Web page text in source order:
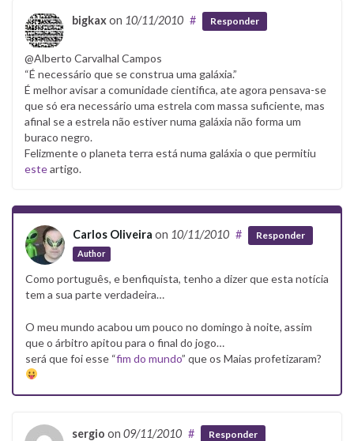
bigkaxon 10/11/2010 # Responder
@Alberto Carvalhal Campos
“É necessário que se construa uma galáxia.”
É melhor avisar a comunidade cientifica, ate agora pensava-se
que só era necessário uma estrela com massa suficiente, mas
afinal se a estrela não estiver numa galáxia não forma um
buraco negro.
Felizmente o planeta terra está numa galáxia o que permitiu
esteartigo.
Carlos Oliveira on 10/11/2010
Author
# Responder
Como português, e benfiquista, tenho a dizer que esta notícia
tem a sua parte verdadeira…
O meu mundo acabou um pouco no domingo à noite, assim
que o árbitro apitou para o final do jogo…
será que foi esse “fim do mundo” que os Maias profetizaram?
sergio on 09/11/2010 # Responder